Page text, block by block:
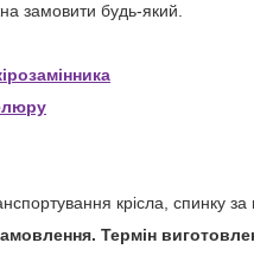
замовити будь-який.
крісла, спинку
Термін